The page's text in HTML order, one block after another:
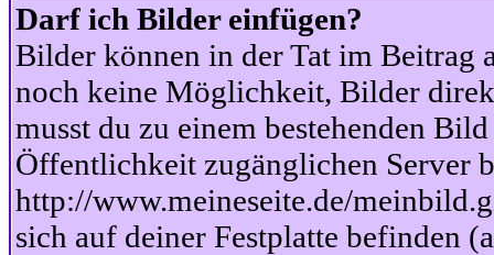
Darf ich Bilder einfügen?
Bilder können in der Tat im Beitrag
noch keine Möglichkeit, Bilder
musst du zu einem bestehenden
Öffentlichkeit zugänglichen Server
http://www.meineseite.de/
sich auf deiner Festplatte befinden